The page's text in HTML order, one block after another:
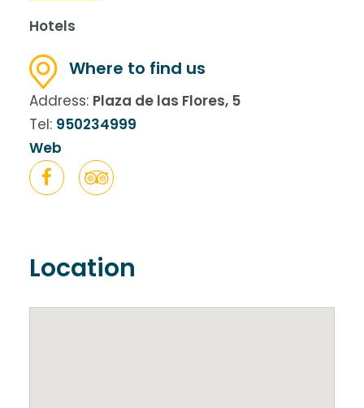
Hotels
Where to find us
Address: Plaza de las Flores, 5
Tel: 950234999
Web
Location